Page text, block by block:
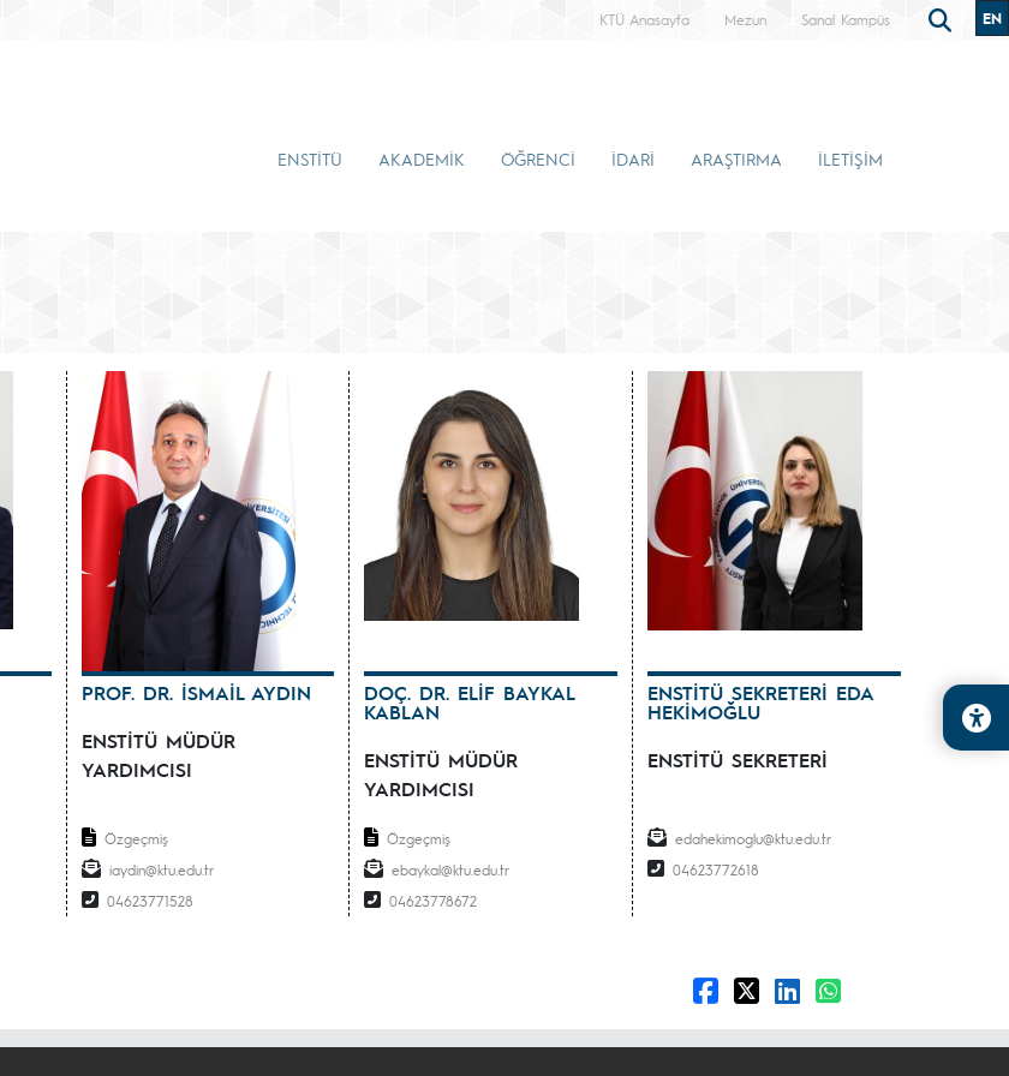
KTÜ Anasayfa Mezun Sanal Kampüs EN
ENSTİTÜ AKADEMİK ÖĞRENCİ İDARİ ARAŞTIRMA İLETİŞİM
PROF. DR. İSMAİL AYDIN
ENSTİTÜ MÜDÜR
YARDIMCISI
Özgeçmiş
iaydin@ktu.edu.tr
04623771528
DOÇ. DR. ELİF BAYKAL
KABLAN
ENSTİTÜ MÜDÜR
YARDIMCISI
Özgeçmiş
ebaykal@ktu.edu.tr
04623778672
ENSTİTÜ SEKRETERİ EDA
HEKİMOĞLU
ENSTİTÜ SEKRETERİ
edahekimoglu@ktu.edu.tr
04623772618